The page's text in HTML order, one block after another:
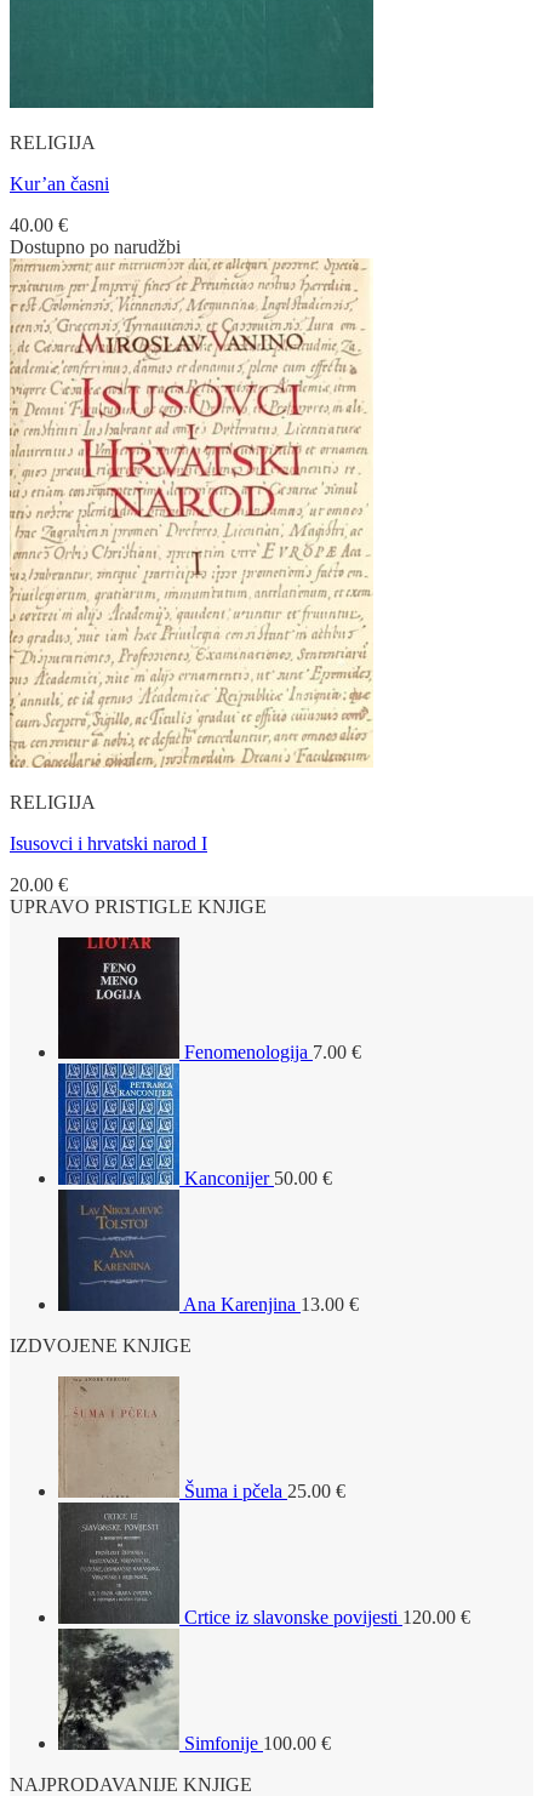
RELIGIJA
Kur’an časni
40.00 €
Dostupno po narudžbi
RELIGIJA
Isusovci i hrvatski narod I
20.00 €
UPRAVO PRISTIGLE KNJIGE
Fenomenologija 7.00 €
Kanconijer 50.00 €
Ana Karenjina 13.00 €
IZDVOJENE KNJIGE
Šuma i pčela 25.00 €
Crtice iz slavonske povijesti 120.00 €
Simfonije 100.00 €
NAJPRODAVANIJE KNJIGE